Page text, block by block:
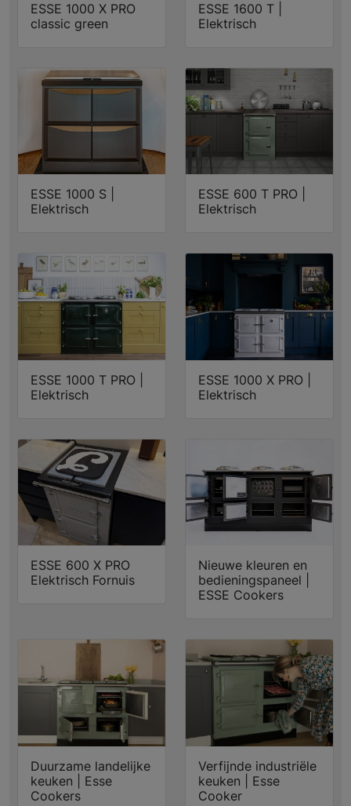
ESSE 1000 X PRO
classic green
ESSE 1600 T |
Elektrisch
ESSE 1000 S |
Elektrisch
ESSE 600 T PRO |
Elektrisch
ESSE 1000 T PRO |
Elektrisch
ESSE 1000 X PRO |
Elektrisch
ESSE 600 X PRO
Elektrisch Fornuis
Nieuwe kleuren en
bedieningspaneel |
ESSE Cookers
Duurzame landelijke
keuken | Esse
Cookers
Verfijnde industriële
keuken | Esse
Cooker